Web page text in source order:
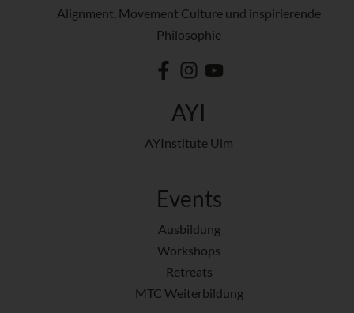
Alignment, Movement Culture und inspirierende
Philosophie
AYI
AYInstitute Ulm
Events
Ausbildung
Workshops
Retreats
MTC Weiterbildung